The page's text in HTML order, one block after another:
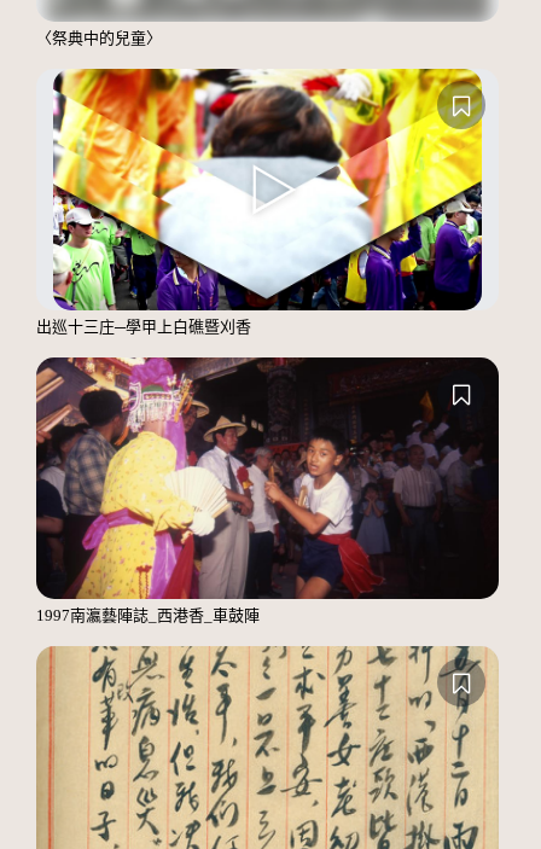
〈祭典中的兒童〉
出巡十三庄─學甲上白礁暨刈香
1997南瀛藝陣誌_西港香_車鼓陣